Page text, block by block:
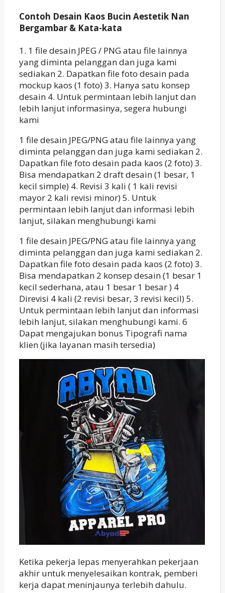
Contoh Desain Kaos Bucin Aestetik Nan
Bergambar & Kata-kata
1. 1 file desain JPEG / PNG atau file lainnya
yang diminta pelanggan dan juga kami
sediakan 2. Dapatkan file foto desain pada
mockup kaos (1 foto) 3. Hanya satu konsep
desain 4. Untuk permintaan lebih lanjut dan
lebih lanjut informasinya, segera hubungi
kami
1 file desain JPEG/PNG atau file lainnya yang
diminta pelanggan dan juga kami sediakan 2.
Dapatkan file foto desain pada kaos (2 foto) 3.
Bisa mendapatkan 2 draft desain (1 besar, 1
kecil simple) 4. Revisi 3 kali ( 1 kali revisi
mayor 2 kali revisi minor) 5. Untuk
permintaan lebih lanjut dan informasi lebih
lanjut, silakan menghubungi kami
1 file desain JPEG/PNG atau file lainnya yang
diminta pelanggan dan juga kami sediakan 2.
Dapatkan file foto desain pada kaos (2 foto) 3.
Bisa mendapatkan 2 konsep desain (1 besar 1
kecil sederhana, atau 1 besar 1 besar ) 4
Direvisi 4 kali (2 revisi besar, 3 revisi kecil) 5.
Untuk permintaan lebih lanjut dan informasi
lebih lanjut, silakan menghubungi kami. 6
Dapat mengajukan bonus Tipografi nama
klien (jika layanan masih tersedia)
Ketika pekerja lepas menyerahkan pekerjaan
akhir untuk menyelesaikan kontrak, pemberi
kerja dapat meninjaunya terlebih dahulu.